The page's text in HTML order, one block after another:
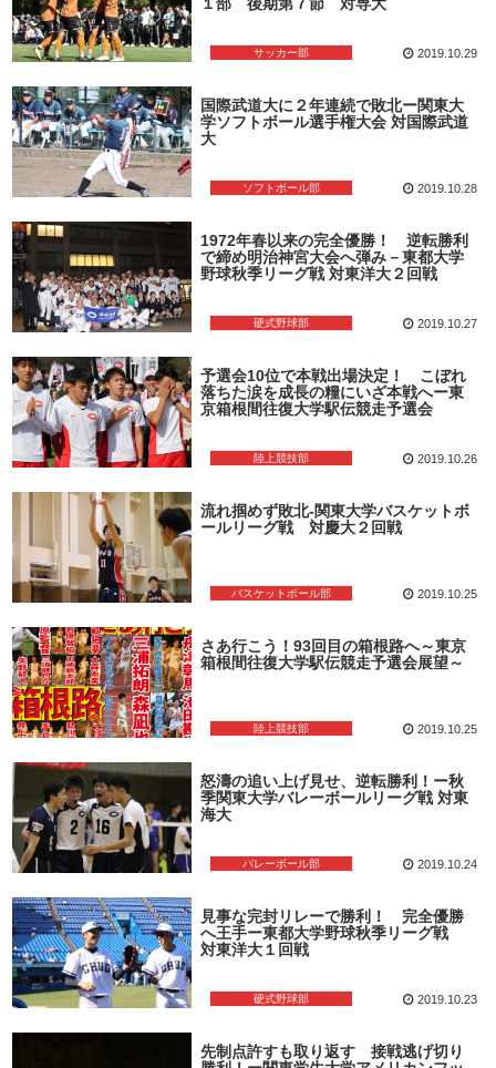
サッカー部 2019.10.29
ソフトボール部
国際武道大に２年連続で敗北ー関東大
学ソフトボール選手権大会 対国際武道
大
2019.10.28
硬式野球部
1972年春以来の完全優勝！ 逆転勝利
で締め明治神宮大会へ弾み－東都大学
野球秋季リーグ戦 対東洋大２回戦
2019.10.27
陸上競技部
予選会10位で本戦出場決定！ こぼれ
落ちた涙を成長の糧にいざ本戦へー東
京箱根間往復大学駅伝競走予選会
2019.10.26
バスケットボール部
流れ掴めず敗北-関東大学バスケットボ
ールリーグ戦 対慶大２回戦
2019.10.25
陸上競技部
さあ行こう！93回目の箱根路へ～東京
箱根間往復大学駅伝競走予選会展望～
2019.10.25
バレーボール部
怒濤の追い上げ見せ、逆転勝利！ー秋
季関東大学バレーボールリーグ戦 対東
海大
2019.10.24
硬式野球部
見事な完封リレーで勝利！ 完全優勝
へ王手ー東都大学野球秋季リーグ戦
対東洋大１回戦
2019.10.23
先制点許すも取り返す 接戦逃げ切り